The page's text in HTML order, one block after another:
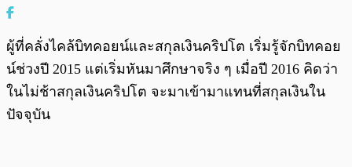
ผู้ที่คลั่งไคล้บิทคอยน์และสกุลเงินคริปโต เริ่มรู้จักบิทคอย
น์ช่วงปี 2015 แต่เริ่มหันมาศึกษาจริง ๆ เมื่อปี 2016 คิดว่า
ในไม่ช้าสกุลเงินคริปโต จะมาเข้ามาแทนที่สกุลเงินใน
ปัจจุบัน